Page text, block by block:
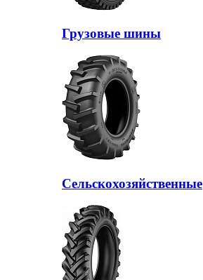
Грузовые шины
Сельскохозяйственные